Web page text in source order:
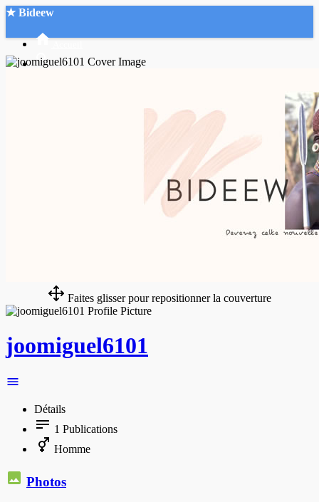
★ Bideew
Faites glisser pour repositionner la couverture
joomiguel6101
Détails
1 Publications
Homme
Photos